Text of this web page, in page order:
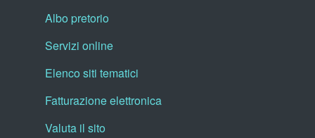
Albo pretorio
Servizi online
Elenco siti tematici
Fatturazione elettronica
Valuta il sito